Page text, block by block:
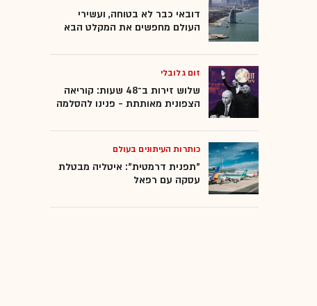
דובאי כבר לא בטוחה, ועשירי
העולם מחפשים את המקלט הבא
זום גלובלי
שלוש זירות ב־48 שעות: קוריאה
הצפונית מאותתת - פנינו להסלמה
כותרות העיתונים בעולם
"תפנית דרמטית": איטליה מבטלת
עסקה עם רפאל